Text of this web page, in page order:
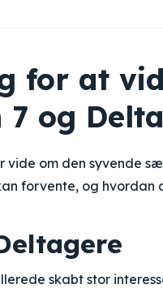
for at
og
om den syvende
forvente, og
skabt stor